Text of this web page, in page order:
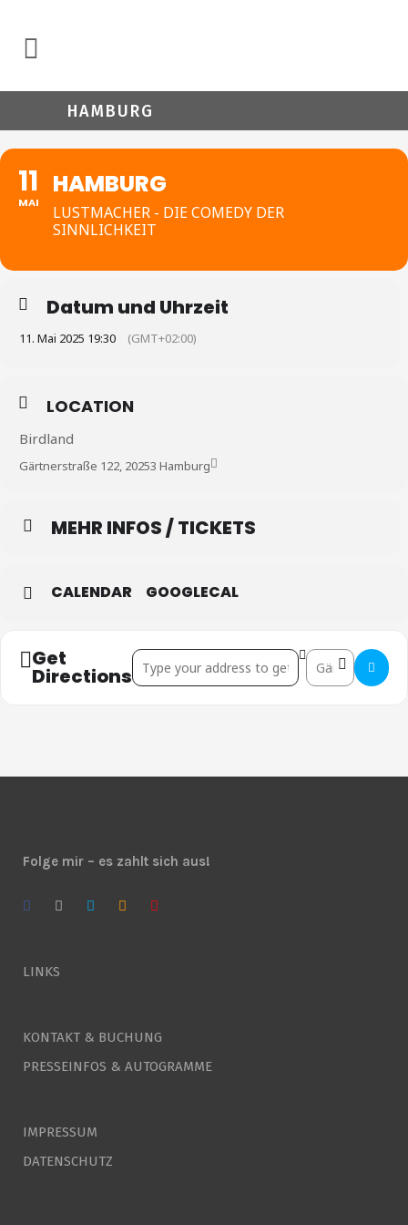
HAMBURG
11
MAI
HAMBURG
LUSTMACHER - DIE COMEDY DER
SINNLICHKEIT
Datum und Uhrzeit
11. Mai 2025 19:30 (GMT+02:00)
LOCATION
Birdland
Gärtnerstraße 122, 20253 Hamburg
MEHR INFOS / TICKETS
CALENDAR GOOGLECAL
Get
Directions
Address - Hamburg [] Destination
Folge mir – es zahlt sich aus!
LINKS
KONTAKT & BUCHUNG
PRESSEINFOS & AUTOGRAMME
IMPRESSUM
DATENSCHUTZ